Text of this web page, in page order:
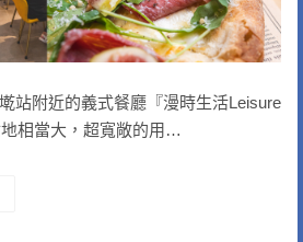
站附近的義式餐廳『漫時生活Leisure
相當大，超寬敞的用…